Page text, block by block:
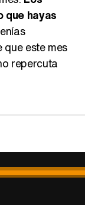
que hayas
este mes
repercuta